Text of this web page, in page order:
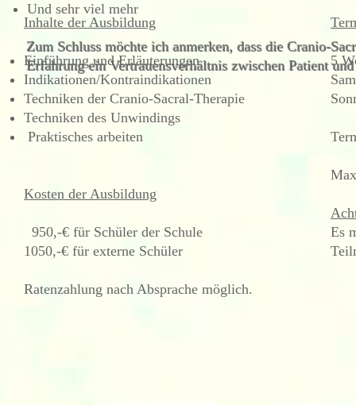
Und sehr viel mehr
Zum Schluss möchte ich anmerken, dass die Cranio-
Erfahrung ein Vertrauensverhältnis zwischen Patient
Inhalte der Ausbildung
Einführung undErläuterungen
Indikationen/Kontraindikationen
Techniken der Cranio-Sacral-Therapie
Techniken des Unwindings
Praktisches arbeiten
Kosten der Ausbildung
950,-€ für Schüler der Schule
1050,-€ für externe Schüler
Ratenzahlung nach Absprache möglich.
5
Es